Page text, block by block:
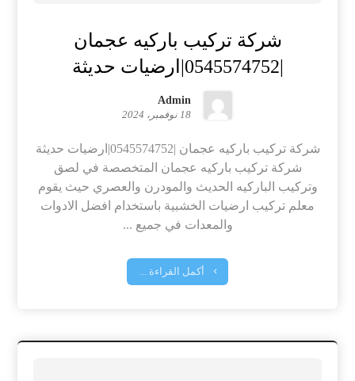
شركة تركيب باركيه عجمان
|0545574752|ارضيات حديثة
Admin
18 نوفمبر، 2024
شركة تركيب باركيه عجمان |0545574752|ارضيات حديثة
شركة تركيب باركيه عجمان المتخصصة في لصق
وتركيب الباركيه الحديث والمودرن والعصري حيث يقوم
معلم تركيب ارضيات الخشبية باستخدام افضل الادوات
والمعدات في جميع ...
أكمل القراءة ...